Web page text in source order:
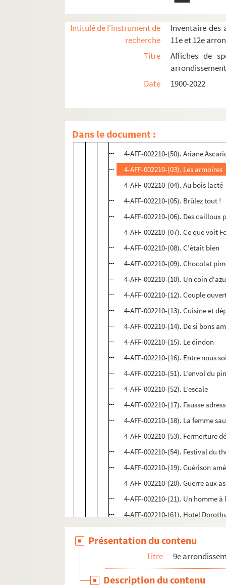
Intitulé de l'instrument de
recherche
Inventaire des
11e et 12e
Titre
Affiches de
Date
1900-2022
Dans le document :
Direction Georges Herbert
Direction Georges Vitaly
Direction Stéphan Meldegg
Spectacles
4-AFF-002210-(02). L'ampoule
4-AFF-002210-(50). Ariane
4-AFF-002210-(03). Les armoires
4-AFF-002210-(04). Au bois lacté
4-AFF-002210-(05). Brûlez tout !
4-AFF-002210-(06). Des cailloux
4-AFF-002210-(07). Ce que voit
4-AFF-002210-(08). C'était bien
4-AFF-002210-(09). Chocolat
4-AFF-002210-(10). Un coin
4-AFF-002210-(12). Couple
4-AFF-002210-(13). Cuisine et
4-AFF-002210-(14). De si bons
4-AFF-002210-(15). Le dindon
4-AFF-002210-(16). Entre nous
4-AFF-002210-(51). L'envol du
4-AFF-002210-(52). L'escale
4-AFF-002210-(17). Fausse
4-AFF-002210-(18). La femme
4-AFF-002210-(53). Fermerture
4-AFF-002210-(54). Festival du
4-AFF-002210-(19). Guérison
4-AFF-002210-(20). Guerre aux
4-AFF-002210-(21). Un homme à
4-AFF-002210-(61). Hotel
4-AFF-002210-(23). L'Indien
4-AFF-002210-(24). Itinéraire bis
4-AFF-002210-(25). Le journal
Présentation du contenu
Titre 9e
Description du contenu